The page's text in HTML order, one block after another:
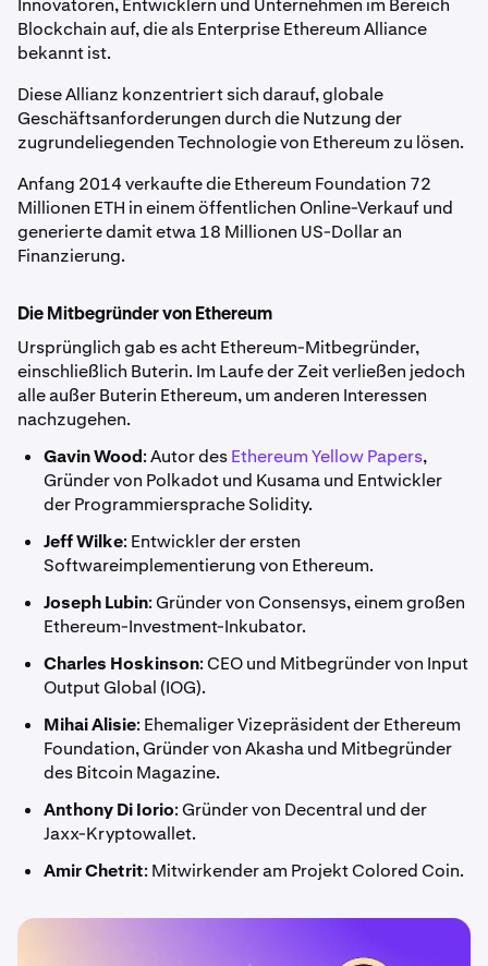
Innovatoren, Entwicklern und Unternehmen im Bereich
Blockchain auf, die als Enterprise Ethereum Alliance
bekannt ist.
Diese Allianz konzentriert sich darauf, globale
Geschäftsanforderungen durch die Nutzung der
zugrundeliegenden Technologie von Ethereum zu lösen.
Anfang 2014 verkaufte die Ethereum Foundation 72
Millionen ETH in einem öffentlichen Online-Verkauf und
generierte damit etwa 18 Millionen US-Dollar an
Finanzierung.
Die Mitbegründer von Ethereum
Ursprünglich gab es acht Ethereum-Mitbegründer,
einschließlich Buterin. Im Laufe der Zeit verließen jedoch
alle außer Buterin Ethereum, um anderen Interessen
nachzugehen.
Gavin Wood: Autor desEthereum Yellow Papers,
Gründer von Polkadot und Kusama und Entwickler
der Programmiersprache Solidity.
Jeff Wilke: Entwickler der ersten
Softwareimplementierung von Ethereum.
Joseph Lubin: Gründer von Consensys, einem großen
Ethereum-Investment-Inkubator.
Charles Hoskinson: CEO und Mitbegründer von Input
Output Global (IOG).
Mihai Alisie: Ehemaliger Vizepräsident der Ethereum
Foundation, Gründer von Akasha und Mitbegründer
des Bitcoin Magazine.
Anthony Di Iorio: Gründer von Decentral und der
Jaxx-Kryptowallet.
Amir Chetrit: Mitwirkender am Projekt Colored Coin.